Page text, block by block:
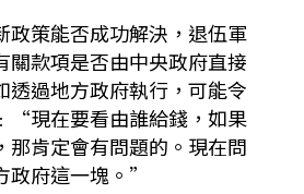
政策能否成功解決，退伍軍
關款項是否由中央政府直接
透過地方政府執行，可能令
現在要看由誰給錢，如果
那肯定會有問題的。現在問
政府這一塊。”